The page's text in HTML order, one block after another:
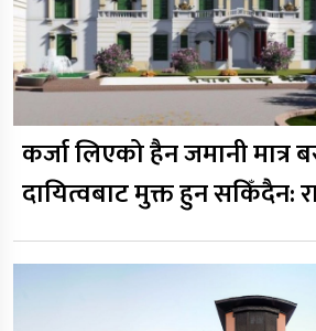
कर्जा लिएको हैन जमानी मात्र
दायित्वबाट मुक्त हुन सकिँदैन: